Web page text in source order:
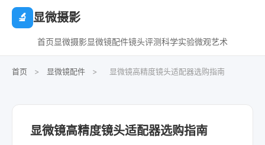
🔬 显微摄影
首页显微摄影显微镜配件镜头评测科学实验微观艺术
首页 > 显微镜配件 > 显微镜高精度镜头适配器选购指南
显微镜高精度镜头适配器选购指南